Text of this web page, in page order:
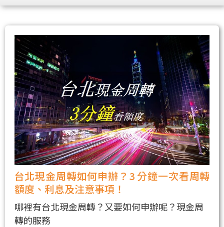
台北現金周轉如何申辦？3 分鐘一次看周轉
額度、利息及注意事項！
哪裡有台北現金周轉？又要如何申辦呢？現金周
轉的服務